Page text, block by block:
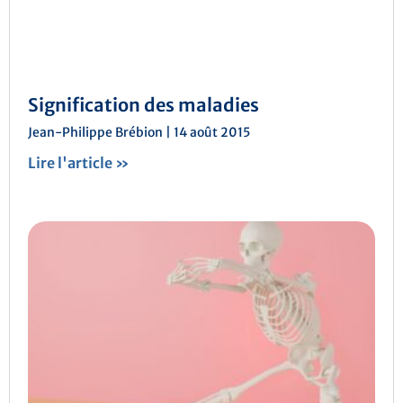
Signification des maladies
Jean-Philippe Brébion 14 août 2015
Lire l'article »